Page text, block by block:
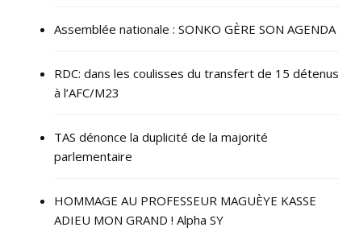
Assemblée nationale : SONKO GÈRE SON AGENDA
RDC: dans les coulisses du transfert de 15 détenus
à l’AFC/M23
TAS dénonce la duplicité de la majorité
parlementaire
HOMMAGE AU PROFESSEUR MAGUÈYE KASSE
ADIEU MON GRAND ! Alpha SY